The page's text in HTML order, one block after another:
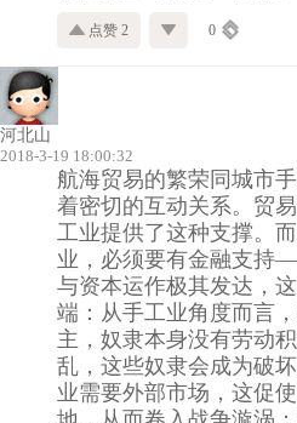
点赞 2 0
河北山
2018-3-19 18:00:32
航海贸易的繁荣同城市
着密切的互动关系。贸
工业提供了这种支撑。
业，必须要有金融支持
与资本运作极其发达，
端：从手工业角度而言
主，奴隶本身没有劳动
乱，这些奴隶会成为破
业需要外部市场，这促